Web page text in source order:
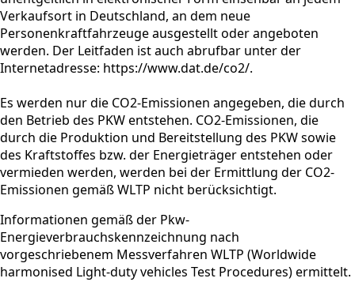
Verkaufsort in Deutschland, an dem neue
Personenkraftfahrzeuge ausgestellt oder angeboten
werden. Der Leitfaden ist auch abrufbar unter der
Internetadresse: https://www.dat.de/co2/.
Es werden nur die CO2-Emissionen angegeben, die durch
den Betrieb des PKW entstehen. CO2-Emissionen, die
durch die Produktion und Bereitstellung des PKW sowie
des Kraftstoffes bzw. der Energieträger entstehen oder
vermieden werden, werden bei der Ermittlung der CO2-
Emissionen gemäß WLTP nicht berücksichtigt.
Informationen gemäß der Pkw-
Energieverbrauchskennzeichnung nach
vorgeschriebenem Messverfahren WLTP (Worldwide
harmonised Light-duty vehicles Test Procedures) ermittelt.